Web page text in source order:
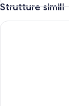
Strutture simili
Bellissima Villetta